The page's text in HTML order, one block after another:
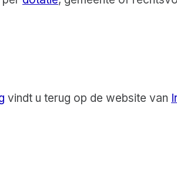
vindt u terug op de website van